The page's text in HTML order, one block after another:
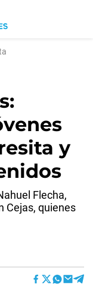
y
Flecha,
Cejas, quienes